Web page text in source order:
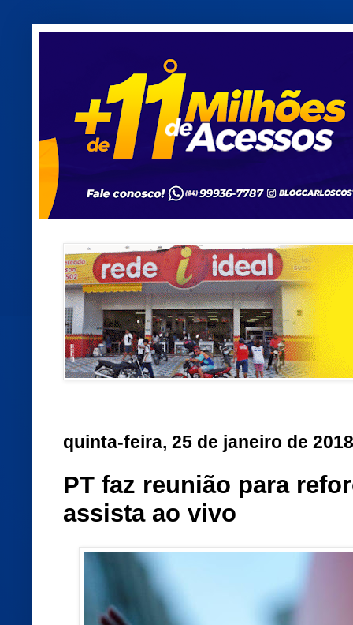
quinta-feira, 25 de janeiro de 2018
PT faz reunião para
assista ao vivo